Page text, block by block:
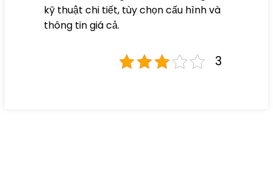
kỹ thuật chi tiết, tùy chọn cấu hình và
thông tin giá cả.
3